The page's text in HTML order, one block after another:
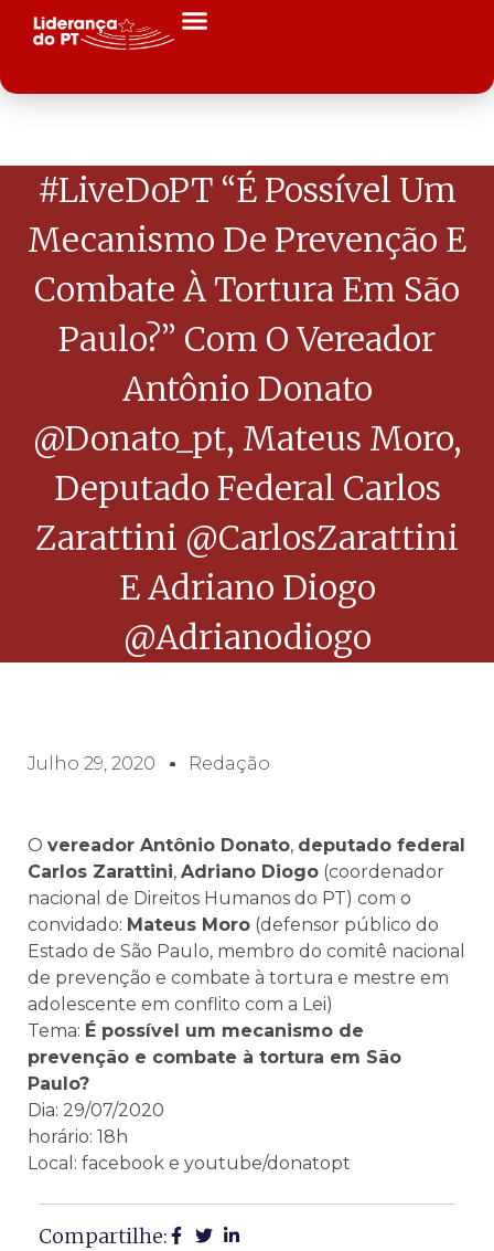
#LiveDoPT “É Possível Um
Mecanismo De Prevenção E
Combate À Tortura Em São
Paulo?” Com O Vereador
Antônio Donato
@donato_pt, Mateus Moro,
Deputado Federal Carlos
Zarattini @CarlosZarattini
E Adriano Diogo
@adrianodiogo
Julho 29, 2020 Redação
O vereador Antônio Donato, deputado federal
Carlos Zarattini, Adriano Diogo (coordenador
nacional de Direitos Humanos do PT) com o
convidado: Mateus Moro (defensor público do
Estado de São Paulo, membro do comitê nacional
de prevenção e combate à tortura e mestre em
adolescente em conflito com a Lei)
Tema: É possível um mecanismo de
prevenção e combate à tortura em São
Paulo?
Dia: 29/07/2020
horário: 18h
Local: facebook e youtube/donatopt
Compartilhe: